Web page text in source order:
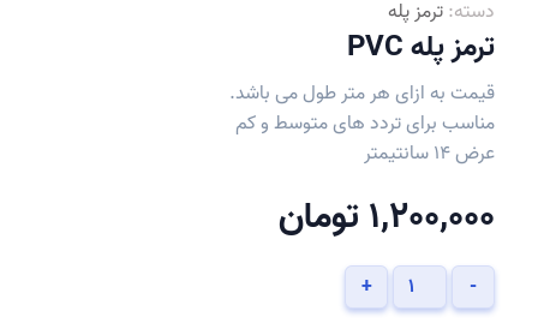
دسته:ترمز پله
ترمز پله PVC
قیمت به ازای هر متر طول می باشد.
مناسب برای تردد های متوسط و کم
عرض 14 سانتیمتر
1,200,000تومان
-
ترمز
پله
+